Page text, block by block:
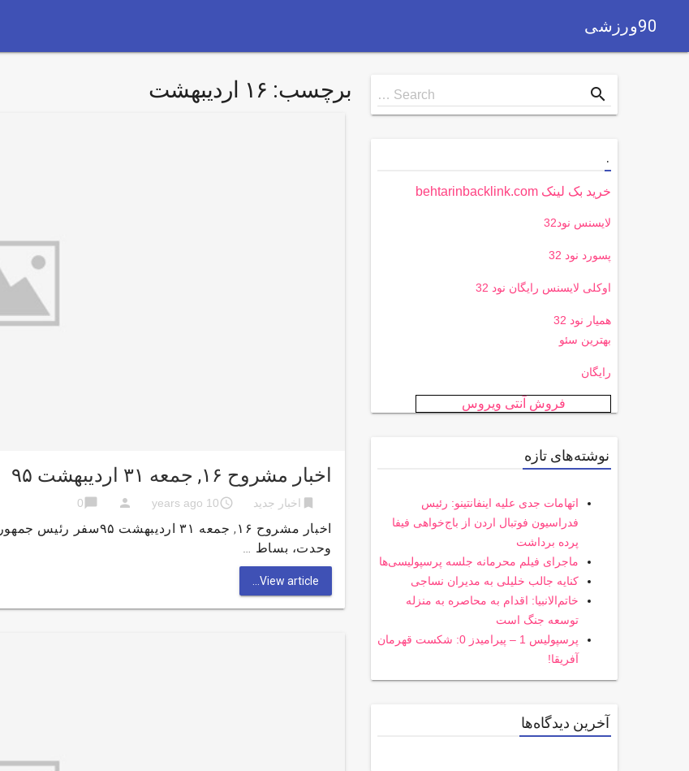
90ورزشی
برچسب: ۱۶ اردیبهشت
اخبار مشروح ۱۶, جمعه ۳۱ اردیبهشت ۹۵
bookmark اخبار جدید access_time
10 years ago
person
chat_bubble
0
اخبار مشروح ۱۶, جمعه ۳۱
وحدت، بساط …
View article...
Search
for
Search … search
.
خرید بک لینک behtarinbacklink.com
لایسنس نود32
پسورد نود 32
اوکلی لایسنس رایگان نود 32
همیار نود 32
بهترین سئو
رایگان
فروش آنتی ویروس
نوشته‌های تازه
اتهامات جدی علیه اینفانتینو: رئیس
فدراسیون فوتبال اردن از باج‌خواهی فیفا
پرده برداشت
ماجرای فیلم محرمانه جلسه پرسپولیسی‌ها
کنایه جالب خلیلی به مدیران نساجی
خاتم‌الانبیا: اقدام به محاصره به منزله
توسعه جنگ است
پرسپولیس 1 – پیرامیدز 0: شکست قهرمان
آفریقا!
آخرین دیدگاه‌ها